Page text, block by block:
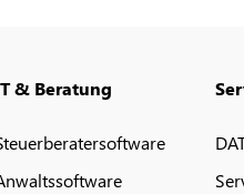
& Beratung